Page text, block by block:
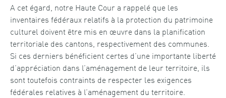
A cet égard, notre Haute Cour a rappelé que les
inventaires fédéraux relatifs à la protection du patrimoine
culturel doivent être mis en œuvre dans la planification
territoriale des cantons, respectivement des communes.
Si ces derniers bénéficient certes d’une importante liberté
d’appréciation dans l’aménagement de leur territoire, ils
sont toutefois contraints de respecter les exigences
fédérales relatives à l’aménagement du territoire.